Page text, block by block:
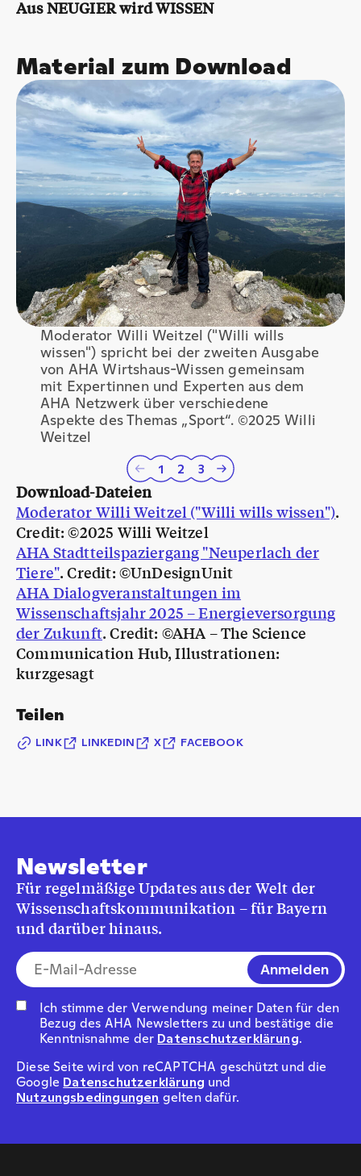
Aus NEUGIER wird WISSEN
Material zum Download
Moderator Willi Weitzel ("Willi wills
wissen") spricht bei der zweiten Ausgabe
von AHA Wirtshaus-Wissen gemeinsam
mit Expertinnen und Experten aus dem
AHA Netzwerk über verschiedene
Aspekte des Themas „Sport“. ©2025 Willi
Weitzel
Zur vorherigen Seite
Zu Seite
1 Zu Seite
2 Zu Seite
3 Zur nächsten Seite
Download-Dateien
Moderator Willi Weitzel ("Willi wills wissen").
Credit: ©2025 Willi Weitzel
AHA Stadtteilspaziergang "Neuperlach der
Tiere". Credit: ©UnDesignUnit
AHA Dialogveranstaltungen im
Wissenschaftsjahr 2025 – Energieversorgung
der Zukunft. Credit: ©AHA – The Science
Communication Hub, Illustrationen:
kurzgesagt
Teilen
LINK LINKEDIN X FACEBOOK
Newsletter
Für regelmäßige Updates aus der Welt der
Wissenschaftskommunikation – für Bayern
und darüber hinaus.
E-Mail-Addresse*
Ich stimme der Verwendung meiner Daten für den
Bezug des AHA Newsletters zu und bestätige die
Kenntnisnahme der Datenschutzerklärung.
Diese Seite wird von reCAPTCHA geschützt und die
Google Datenschutzerklärung und
Nutzungsbedingungen gelten dafür.